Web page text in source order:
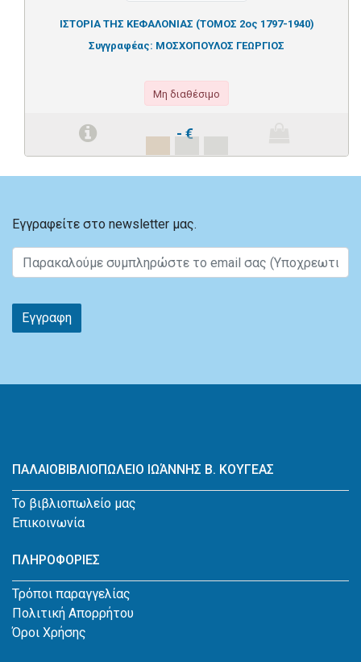
ΙΣΤΟΡΙΑ ΤΗΣ ΚΕΦΑΛΟΝΙΑΣ (ΤΟΜΟΣ 2ος 1797-1940)
Συγγραφέας: ΜΟΣΧΟΠΟΥΛΟΣ ΓΕΩΡΓΙΟΣ
Μη διαθέσιμο
- €
Εγγραφείτε στο newsletter μας.
Εγγραφη
ΠΑΛΑΙΟΒΙΒΛΙΟΠΩΛΕΙΟ ΙΩΆΝΝΗΣ Β. ΚΟΥΓΕΑΣ
Το βιβλιοπωλείο μας
Επικοινωνία
ΠΛΗΡΟΦΟΡΙΕΣ
Τρόποι παραγγελίας
Πολιτική Απορρήτου
Όροι Χρήσης